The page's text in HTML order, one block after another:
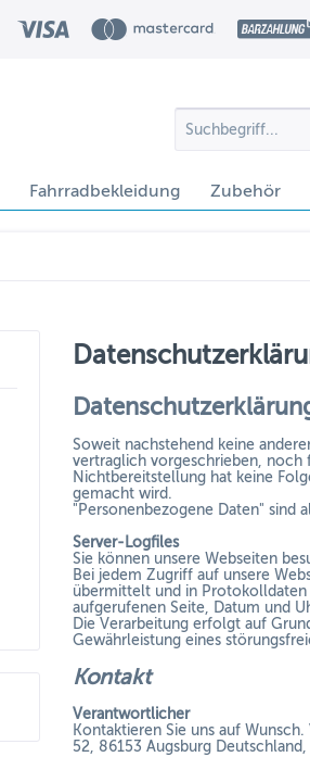
Fahrradbekleidung Zubehör
Soweit nachstehend keine
vertraglich vorgeschrieben, noch
Nichtbereitstellung hat keine
gemacht wird.
"Personenbezogene Daten" sind
Server-Logfiles
Sie können unsere Webseiten
Bei jedem Zugriff auf unsere
übermittelt und in Protokolldaten
aufgerufenen Seite, Datum und
Die Verarbeitung erfolgt auf
Gewährleistung eines
Kontakt
Verantwortlicher
Kontaktieren Sie uns auf
52, 86153 Augsburg Deutschland,